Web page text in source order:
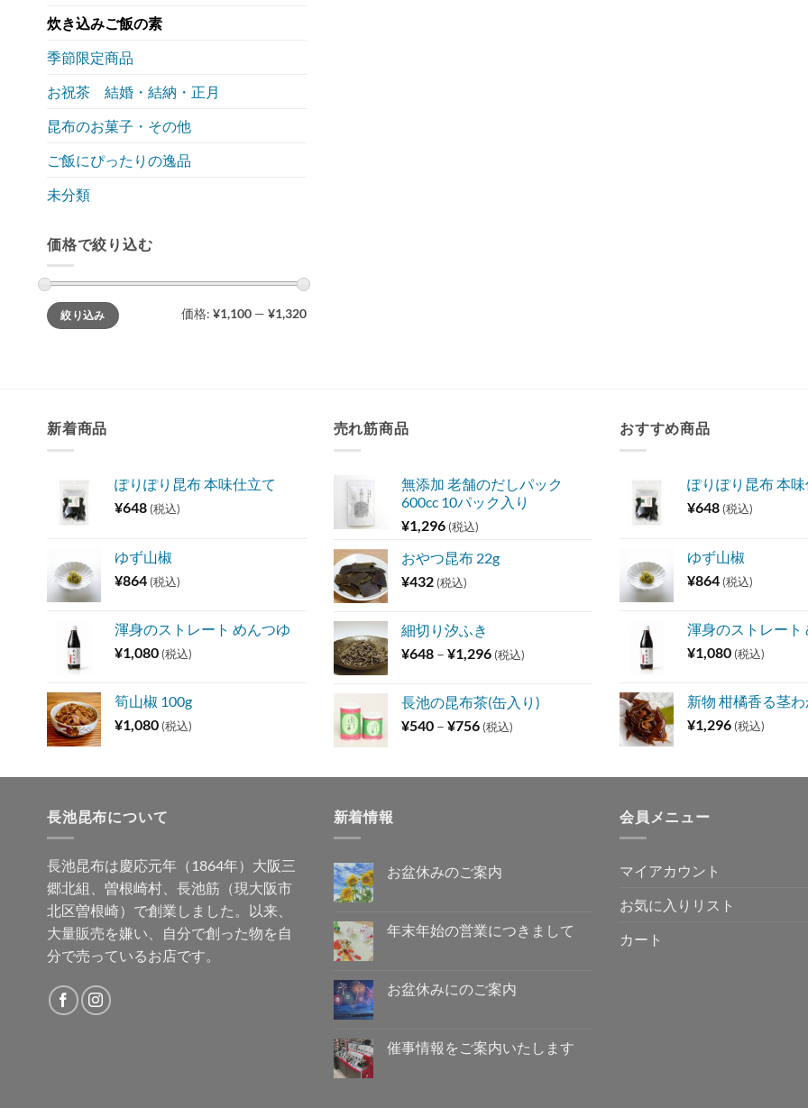
炊き込みご飯の素
季節限定商品
お祝茶 結婚・結納・正月
昆布のお菓子・その他
ご飯にぴったりの逸品
未分類
価格で絞り込む
最
低
価
最
高
価
絞り込み 価格: ¥1,100— ¥1,320
新着商品
ぽりぽり昆布 本味仕立て
¥648 (税込)
ゆず山椒
¥864 (税込)
渾身のストレート めんつゆ
¥1,080 (税込)
筍山椒 100g
¥1,080 (税込)
売れ筋商品
無添加 老舗のだしパック
600cc 10パック入り
¥1,296 (税込)
おやつ昆布 22g
¥432 (税込)
細切り汐ふき
¥648 – ¥1,296価
¥648
–
(税込)
長池の昆布茶(缶入り)
¥540 – ¥756価
¥540
(税込)
おすすめ商品
ぽりぽり昆布 本味
¥648 (税込)
ゆず山椒
¥864 (税込)
渾身のストレート
¥1,080 (税込)
新物 柑橘香る茎
¥1,296 (税込)
長池昆布について
長池昆布は慶応元年（1864年）大阪三
郷北組、曽根崎村、長池筋（現大阪市
北区曽根崎）で創業しました。以来、
大量販売を嫌い、自分で創った物を自
分で売っているお店です。
新着情報
お盆休みのご案内
み
の
へ
の
ト
は
り
ま
年末年始の営業につきまして
始
の
つ
き
ト
は
り
ま
お盆休みにのご案内
み
に
ト
は
催事情報をご案内いたします
会員メニュー
マイアカウント
お気に入りリスト
カート